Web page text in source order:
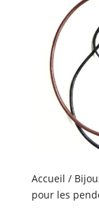
Accueil /
pour les